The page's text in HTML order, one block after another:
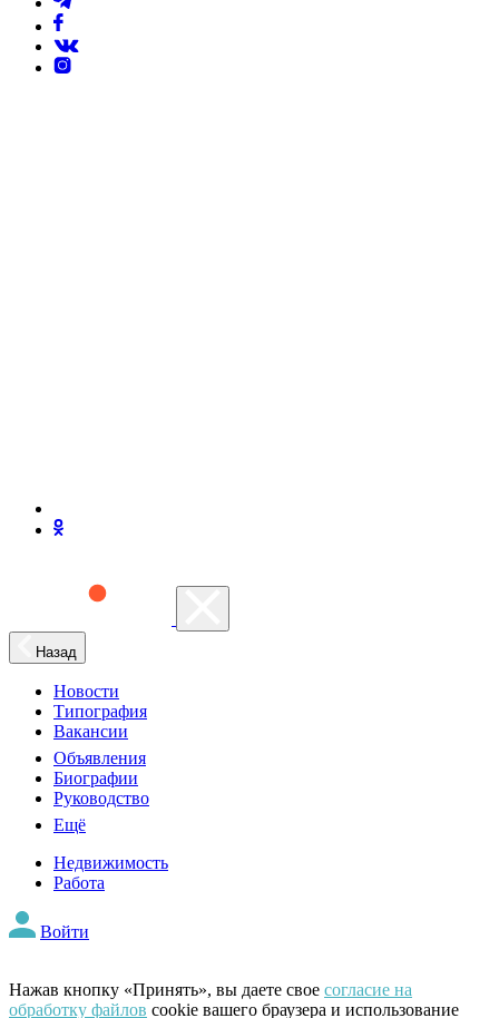
Назад
Новости
Типография
Вакансии
Объявления
Биографии
Руководство
Ещё
Недвижимость
Работа
Войти
Нажав кнопку «Принять», вы даете свое согласие на
обработку файлов cookie вашего браузера и использование